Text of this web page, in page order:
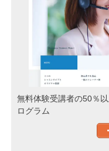
無料体験受講者の50％
ログラム